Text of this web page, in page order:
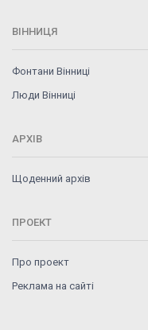
ВІННИЦЯ
Фонтани Вінниці
Люди Вінниці
АРХІВ
Щоденний архів
ПРОЕКТ
Про проект
Реклама на сайті